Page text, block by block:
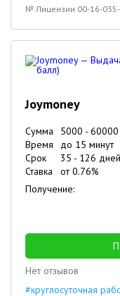
№ Лицензии 00-16-
Joymoney
Сумма 5000 - 60000
Время
до 15 минут
Срок
35 - 126 дней
Ставка
от0.76%
Получение:
Нет отзывов
#круглосуточная